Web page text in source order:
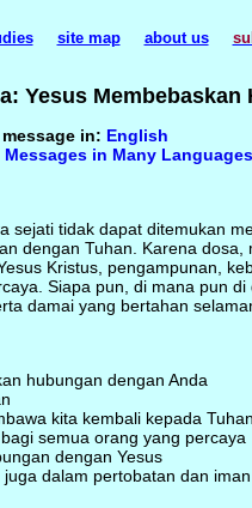
Yesus Membebaskan
in: English
Messages in Many Languages
tidak dapat ditemukan
dengan Tuhan. Karena dosa,
Kristus, pengampunan,
Siapa pun, di mana pun
damai yang bertahan
hubungan dengan Anda
kita kembali kepada Tuhan
semua orang yang percaya
dengan Yesus
dalam pertobatan dan iman
site map about us